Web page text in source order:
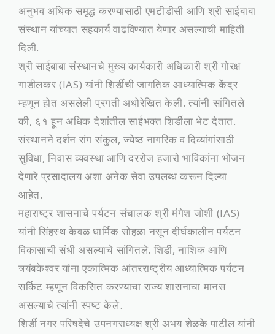
अनुभव अधिक समृद्ध करण्यासाठी एमटीडीसी आणि श्री साईबाबा
संस्थान यांच्यात सहकार्य वाढविण्यात येणार असल्याची माहिती
दिली.
श्री साईबाबा संस्थानचे मुख्य कार्यकारी अधिकारी श्री गोरक्ष
गाडीलकर (IAS) यांनी शिर्डीची जागतिक आध्यात्मिक केंद्र
म्हणून होत असलेली प्रगती अधोरेखित केली. त्यांनी सांगितले
की, ६१ हून अधिक देशांतील साईभक्त शिर्डीला भेट देतात.
संस्थानने दर्शन रांग संकुल, ज्येष्ठ नागरिक व दिव्यांगांसाठी
सुविधा, निवास व्यवस्था आणि दररोज हजारो भाविकांना भोजन
देणारे प्रसादालय अशा अनेक सेवा उपलब्ध करून दिल्या
आहेत.
महाराष्ट्र शासनाचे पर्यटन संचालक श्री मंगेश जोशी (IAS)
यांनी सिंहस्थ केवळ धार्मिक सोहळा नसून दीर्घकालीन पर्यटन
विकासाची संधी असल्याचे सांगितले. शिर्डी, नाशिक आणि
त्र्यंबकेश्वर यांना एकात्मिक आंतरराष्ट्रीय आध्यात्मिक पर्यटन
सर्किट म्हणून विकसित करण्याचा राज्य शासनाचा मानस
असल्याचे त्यांनी स्पष्ट केले.
शिर्डी नगर परिषदेचे उपनगराध्यक्ष श्री अभय शेळके पाटील यांनी